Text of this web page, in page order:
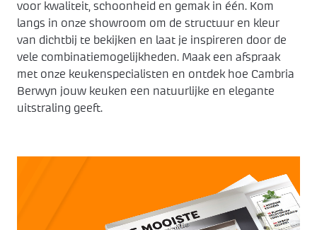
voor kwaliteit, schoonheid en gemak in één. Kom
langs in onze showroom om de structuur en kleur
van dichtbij te bekijken en laat je inspireren door de
vele combinatiemogelijkheden. Maak een afspraak
met onze keukenspecialisten en ontdek hoe Cambria
Berwyn jouw keuken een natuurlijke en elegante
uitstraling geeft.